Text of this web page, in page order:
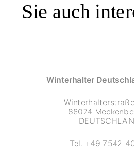
Sie auch
Winterhalter
88074
Tel. +49 7542